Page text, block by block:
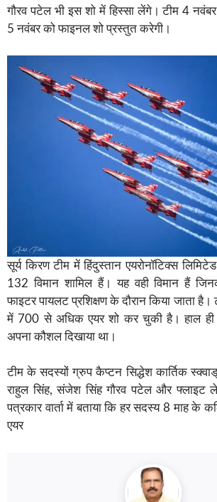
गौरव पटेल भी इस शो में हिस्सा लेंगे। टीम 4
5 नवंबर को फाइनल शो प्रस्तुत करेगी।
सूर्य किरण टीम में हिंदुस्तान एयरोनॉटिक्स लिमिटेड
132 विमान शामिल हैं। यह वही विमान हैं
फाइटर पायलट प्रशिक्षण के दौरान किया जाता
में 700 से अधिक एयर शो कर चुकी है। हाल
अपना कौशल दिखाया था।
टीम के सदस्यों ग्रुप कैप्टन सिद्धेश कार्तिक
राहुल सिंह, संजेश सिंह गौरव पटेल और
पत्रकार वार्ता में बताया कि हर सदस्य 8 माह के
एयर